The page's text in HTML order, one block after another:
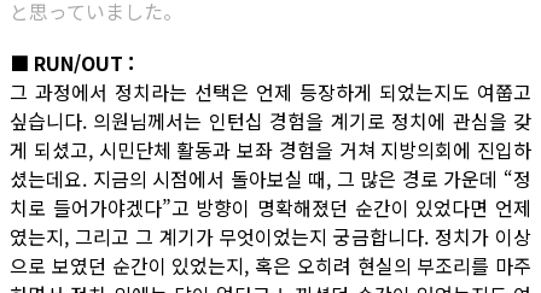
と思っていました。
■ RUN/OUT :
그 과정에서 정치라는 선택은 언제 등장하게 되었는지도 여쭙고
싶습니다. 의원님께서는 인턴십 경험을 계기로 정치에 관심을 갖
게 되셨고, 시민단체 활동과 보좌 경험을 거쳐 지방의회에 진입하
셨는데요. 지금의 시점에서 돌아보실 때, 그 많은 경로 가운데 “정
치로 들어가야겠다”고 방향이 명확해졌던 순간이 있었다면 언제
였는지, 그리고 그 계기가 무엇이었는지 궁금합니다. 정치가 이상
으로 보였던 순간이 있었는지, 혹은 오히려 현실의 부조리를 마주